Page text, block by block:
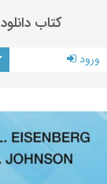
کتاب دانلود
ورود